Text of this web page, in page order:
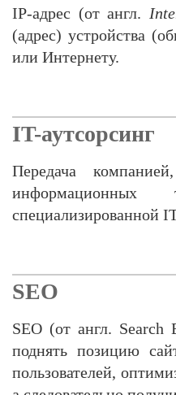
IP-адрес (от англ.
(адрес) устройства
или Интернету.
IT-аутсорсинг
Передача
специализированной
SEO
SEO (от англ.
поднять позицию
пользователей,